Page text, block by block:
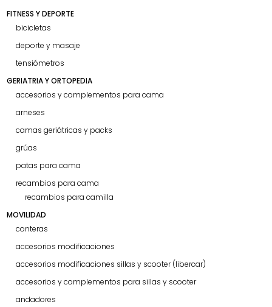
FITNESS Y DEPORTE
bicicletas
deporte y masaje
tensiómetros
GERIATRIA Y ORTOPEDIA
accesorios y complementos para cama
arneses
camas geriátricas y packs
grúas
patas para cama
recambios para cama
recambios para camilla
MOVILIDAD
conteras
accesorios modificaciones
accesorios modificaciones sillas y scooter (libercar)
accesorios y complementos para sillas y scooter
andadores